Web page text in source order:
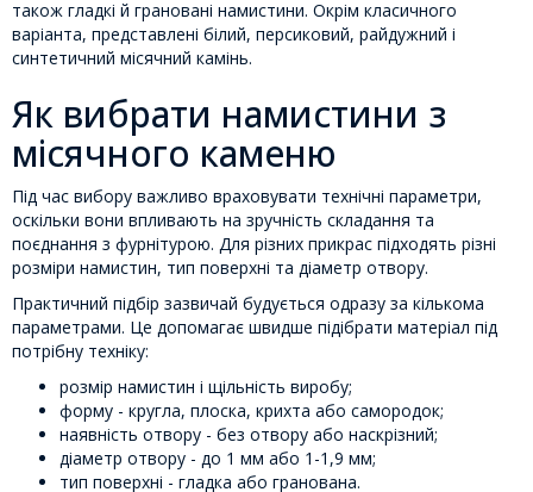
також гладкі й грановані намистини. Окрім класичного
варіанта, представлені білий, персиковий, райдужний і
синтетичний місячний камінь.
Як вибрати намистини з
місячного каменю
Під час вибору важливо враховувати технічні параметри,
оскільки вони впливають на зручність складання та
поєднання з фурнітурою. Для різних прикрас підходять різні
розміри намистин, тип поверхні та діаметр отвору.
Практичний підбір зазвичай будується одразу за кількома
параметрами. Це допомагає швидше підібрати матеріал під
потрібну техніку:
розмір намистин і щільність виробу;
форму - кругла, плоска, крихта або самородок;
наявність отвору - без отвору або наскрізний;
діаметр отвору - до 1 мм або 1-1,9 мм;
тип поверхні - гладка або гранована.